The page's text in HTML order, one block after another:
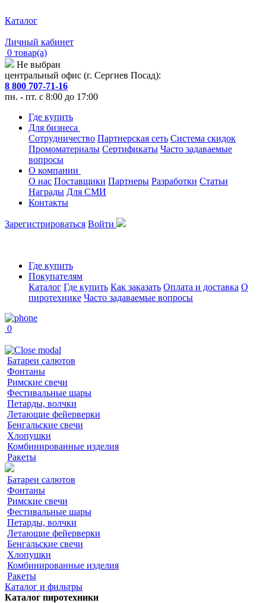
Каталог
Личный кабинет
0 товар(а)
Не выбран
центральный офис (г. Сергиев Посад):
8 800 707-71-16
пн. - пт. с 8:00 до 17:00
Где купить
Для бизнеса
Сотрудничество Партнерская сеть Система скидок
Промоматериалы Сертификаты Часто задаваемые
вопросы
О компании
О нас Поставщики Партнеры Разработки Статьи
Награды Для СМИ
Контакты
Зарегистрироваться Войти
Где купить
Покупателям
Каталог Где купить Как заказать Оплата и доставка О
пиротехнике Часто задаваемые вопросы
0
Батареи салютов
Фонтаны
Римские свечи
Фестивальные шары
Петарды, волчки
Летающие фейерверки
Бенгальские свечи
Хлопушки
Комбинированные изделия
Ракеты
Батареи салютов
Фонтаны
Римские свечи
Фестивальные шары
Петарды, волчки
Летающие фейерверки
Бенгальские свечи
Хлопушки
Комбинированные изделия
Ракеты
Каталог и фильтры
Каталог пиротехники